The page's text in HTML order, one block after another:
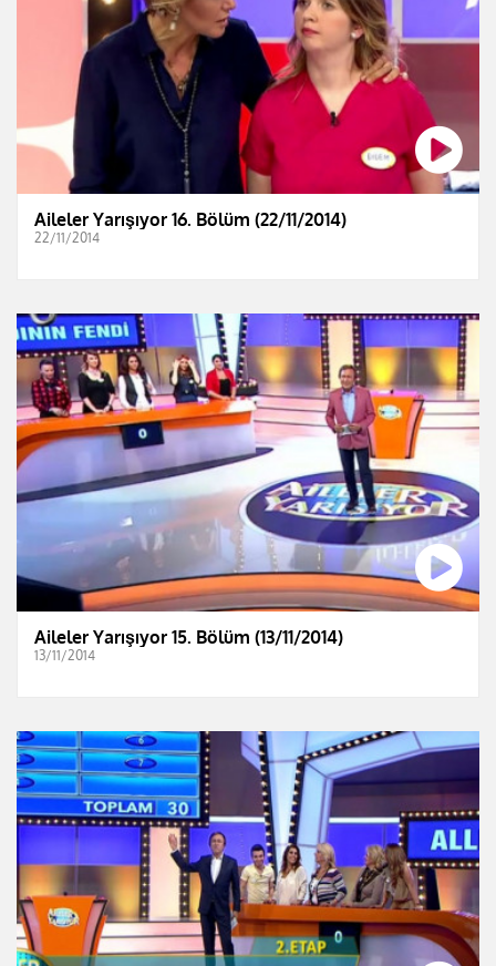
Aileler Yarışıyor 16. Bölüm (22/11/2014)
22/11/2014
Aileler Yarışıyor 15. Bölüm (13/11/2014)
13/11/2014